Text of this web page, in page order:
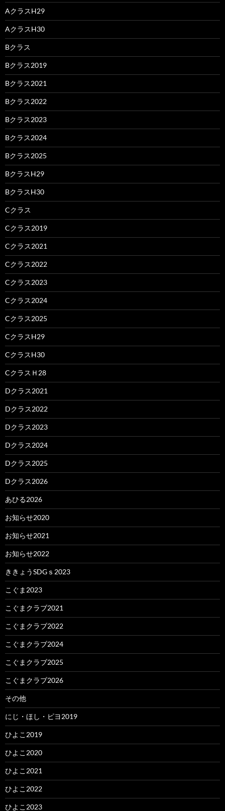
AクラスH29
AクラスH30
Bクラス
Bクラス2019
Bクラス2021
Bクラス2022
Bクラス2023
Bクラス2024
Bクラス2025
BクラスH29
BクラスH30
Cクラス
Cクラス2019
Cクラス2021
Cクラス2022
Cクラス2023
Cクラス2024
Cクラス2025
CクラスH29
CクラスH30
CクラスＨ28
Dクラス2021
Dクラス2022
Dクラス2023
Dクラス2024
Dクラス2025
Dクラス2026
あひる2026
お知らせ2020
お知らせ2021
お知らせ2022
ききょうSDGｓ2023
こぐま2023
こぐまクラブ2021
こぐまクラブ2022
こぐまクラブ2024
こぐまクラブ2025
こぐまクラブ2026
その他
にじ・ほし・ピヨ2019
ひよこ2019
ひよこ2020
ひよこ2021
ひよこ2022
ひよこ2023